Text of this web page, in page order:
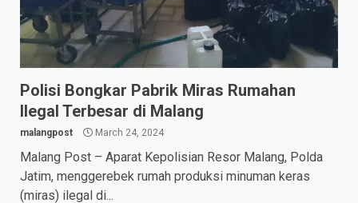
Polisi Bongkar Pabrik Miras Rumahan
Ilegal Terbesar di Malang
malangpost March 24, 2024
Malang Post – Aparat Kepolisian Resor Malang, Polda
Jatim, menggerebek rumah produksi minuman keras
(miras) ilegal di...